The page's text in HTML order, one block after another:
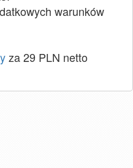
warunków
za 29 PLN netto